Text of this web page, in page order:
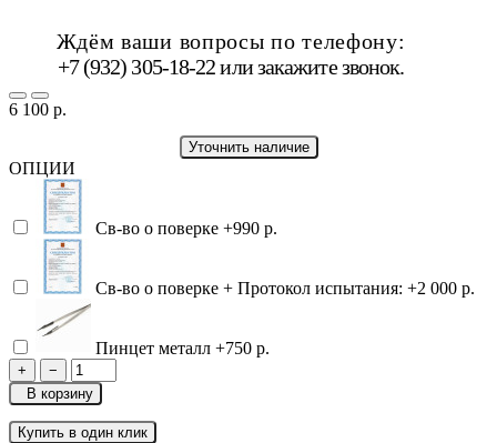
Ждём ваши вопросы по телефону:
+7 (932) 305-18-22 илизакажите звонок.
6 100 р.
Уточнить наличие
ОПЦИИ
Св-во о поверке +990 р.
Св-во о поверке + Протокол испытания: +2 000 р.
Пинцет металл +750 р.
+
−
В корзину
Купить в один клик